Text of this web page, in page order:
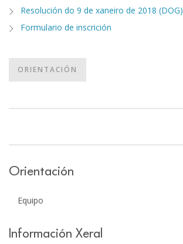
Resolución do 9 de xaneiro de 2018 (DOG)
Formulario de inscrición
ORIENTACIÓN
Orientación
Equipo
Información Xeral